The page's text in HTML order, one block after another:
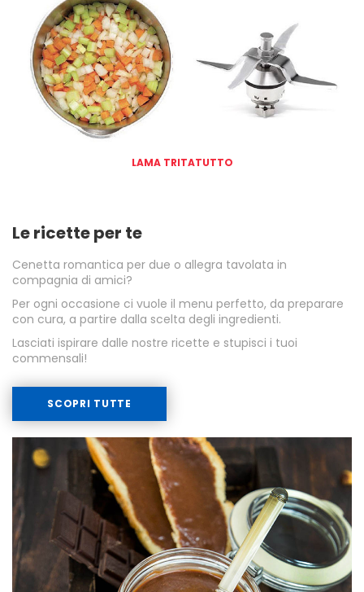
LAMA TRITATUTTO
Le ricette per te
Cenetta romantica per due o allegra tavolata in
compagnia di amici?
Per ogni occasione ci vuole il menu perfetto, da preparare
con cura, a partire dalla scelta degli ingredienti.
Lasciati ispirare dalle nostre ricette e stupisci i tuoi
commensali!
SCOPRI TUTTE